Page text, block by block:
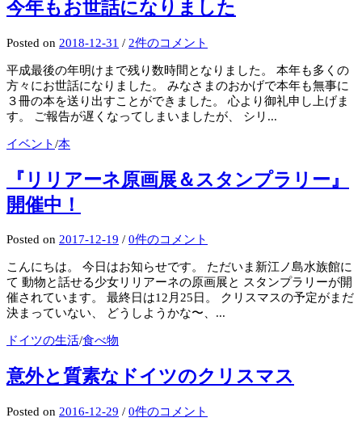
今年もお世話になりました
Posted on 2018-12-31 / 2件のコメント
平成最後の年明けまで残り数時間となりました。 本年も多くの
方々にお世話になりました。 みなさまのおかげで本年も無事に
３冊の本を送り出すことができました。 心より御礼申し上げま
す。 ご報告が遅くなってしまいましたが、 シリ...
イベント/本
『リリアーネ原画展＆スタンプラリー』
開催中！
Posted on 2017-12-19 / 0件のコメント
こんにちは。 今日はお知らせです。 ただいま新江ノ島水族館に
て 動物と話せる少女リリアーネの原画展と スタンプラリーが開
催されています。 最終日は12月25日。 クリスマスの予定がまだ
決まっていない、 どうしようかな〜、...
ドイツの生活/食べ物
意外と質素なドイツのクリスマス
Posted on 2016-12-29 / 0件のコメント